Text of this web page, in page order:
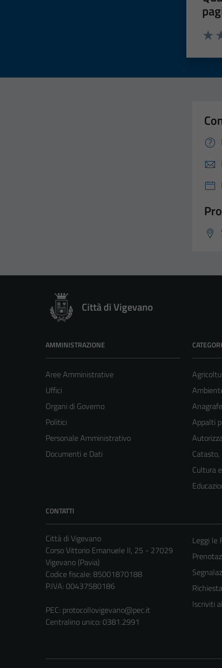
Città di Vigevano
AMMINISTRAZIONE
Aree Amministrative
Uffici
Organi di Governo
Politici
Personale Amministrativo
Documenti e Dati
Appalti
Cultura
CONTATTI
Città di Vigevano
Corso Vittorio Emanuele II, 25 - 27029
Vigevano (Pavia)
Codice fiscale: 85001870188
P.IVA: 00437580186
PEC: protocollovigevano@pec.it
Centralino unico: 0381.2991
Leggi le
Iscriviti